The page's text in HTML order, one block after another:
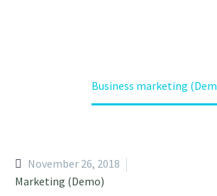
Business marketing
November 26, 2018
Marketing (Demo)